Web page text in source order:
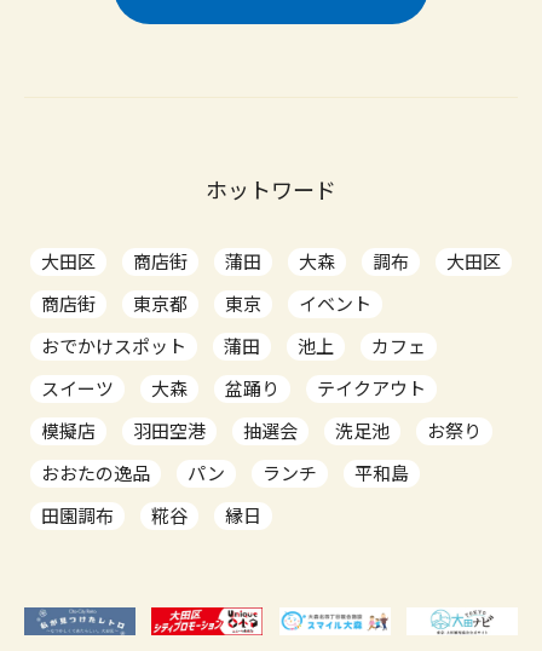
ホットワード
大田区 商店街 蒲田 大森 調布
大田区
商店街
東京都 東京
イベント
おでかけスポット
蒲田 池上
カフェ
スイーツ
大森 盆踊り
テイクアウト
模擬店
羽田空港 抽選会 洗足池
お祭り
おおたの逸品
パン ランチ
平和島
田園調布
糀谷 縁日